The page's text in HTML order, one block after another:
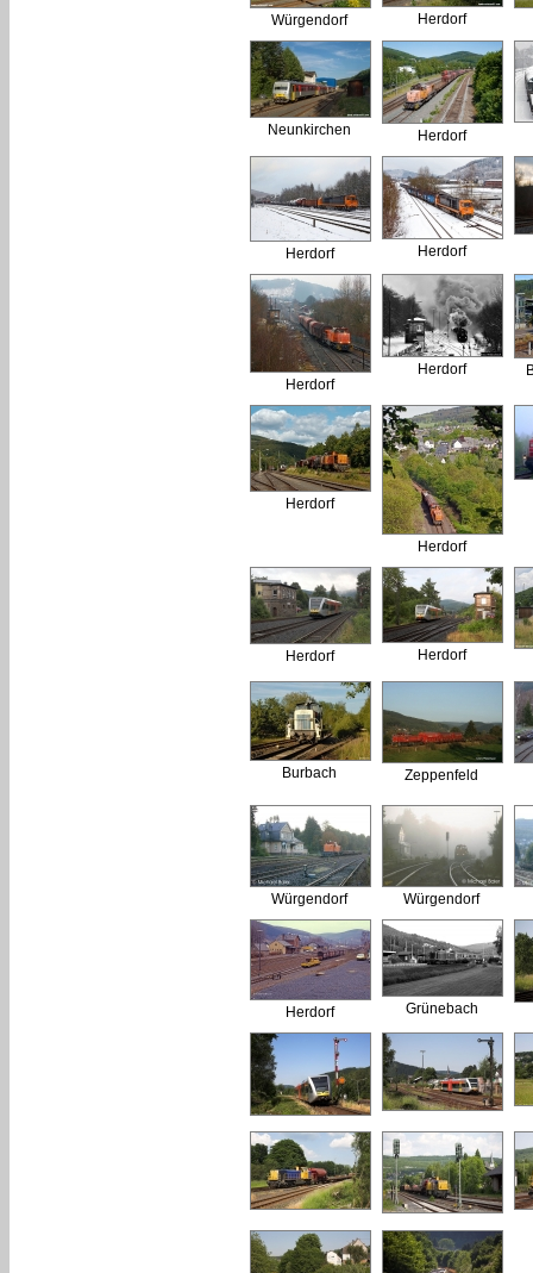
Würgendorf Herdorf
Neunkirchen Herdorf
Herdorf Herdorf
Herdorf
Herdorf
Herdorf
Herdorf
Herdorf Herdorf
Burbach Zeppenfeld
Würgendorf Würgendorf
Herdorf Grünebach